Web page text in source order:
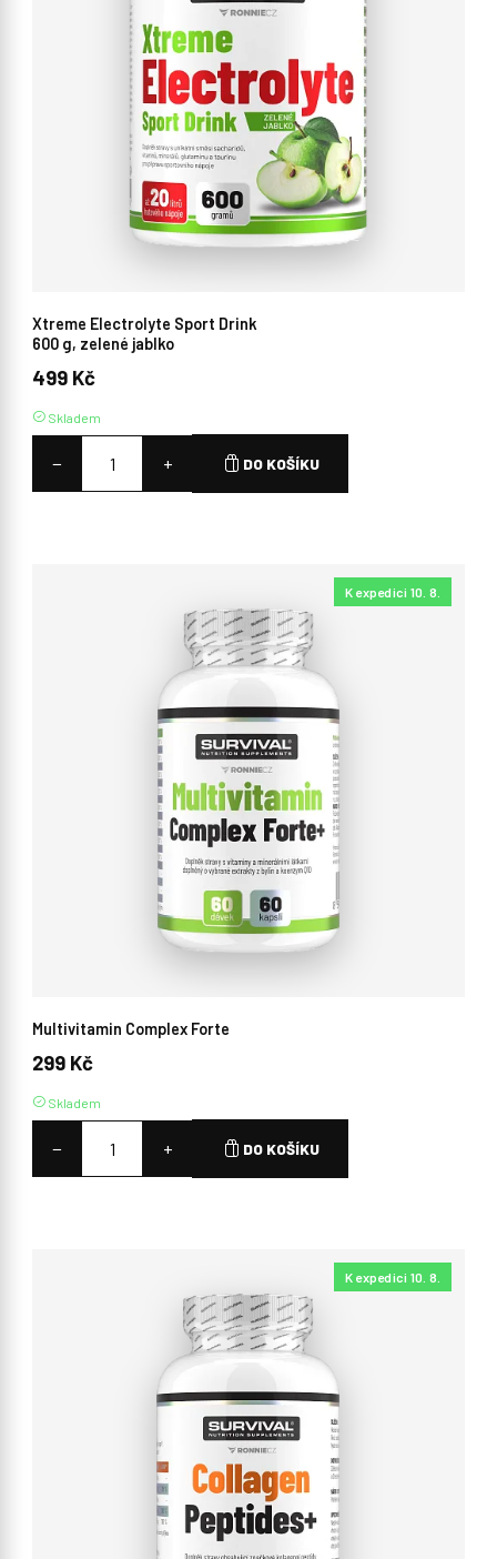
Xtreme Electrolyte Sport Drink
600 g, zelené jablko
499 Kč
Skladem
− + DO KOŠÍKU
K expedici 10. 8.
Multivitamin Complex Forte
299 Kč
Skladem
− + DO KOŠÍKU
K expedici 10. 8.